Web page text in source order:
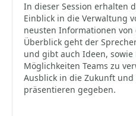
In dieser Session erhalten
Einblick in die Verwaltung
neusten Informationen
Überblick geht der
und gibt auch Ideen,
Möglichkeiten Teams zu
Ausblick in die Zukunft
präsentieren gegeben.